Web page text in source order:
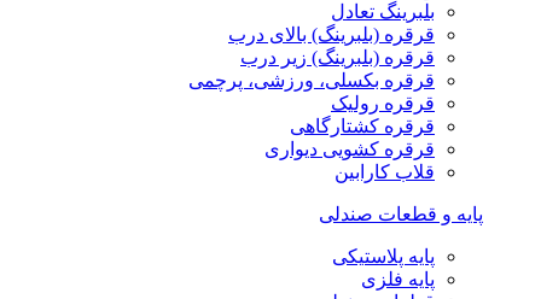
بلبرینگ تعادل
قرقره (بلبرینگ) بالای درب
قرقره (بلبرینگ) زیر درب
قرقره بکسلی، ورزشی، پرچمی
قرقره رولیک
قرقره کشتارگاهی
قرقره کشویی دیواری
قلاب کارابین
پایه و قطعات صندلی
پایه پلاستیکی
پایه فلزی